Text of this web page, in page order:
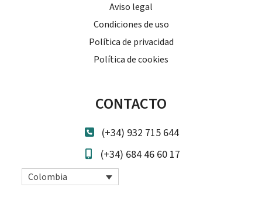
Aviso legal
Condiciones de uso
Política de privacidad
Política de cookies
CONTACTO
(+34) 932 715 644
(+34) 684 46 60 17
Colombia